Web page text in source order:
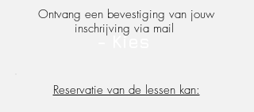
Ontvang een bevestiging van jouw
inschrijving via mail
- Kies
Reservatie van de lessen kan: